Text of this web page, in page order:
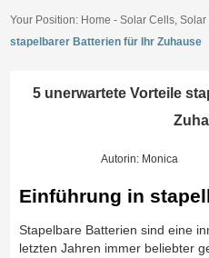
Your Position: Home -Solar Cells, Solar
stapelbarer Batterien für Ihr Zuhause
5 unerwartete Vorteile
Autorin: Monica
Einführung in
Stapelbare Batterien sind eine
letzten Jahren immer beliebter